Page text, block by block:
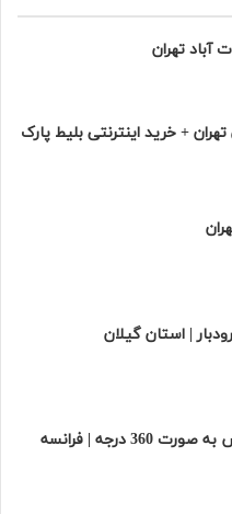
آباد تهران
تهران + خرید اینترنتی بلیط پارک
| استان گیلان
درجه | فرانسه